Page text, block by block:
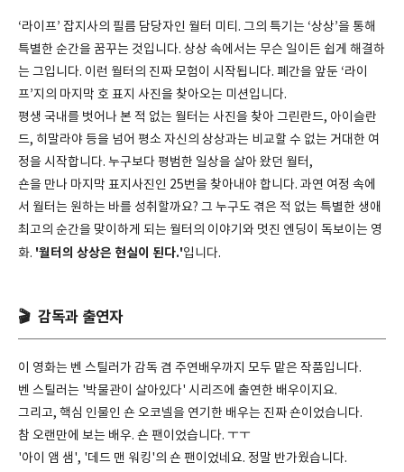
‘라이프’ 잡지사의 필름 담당자인 월터 미티. 그의 특기는 ‘상상’을 통해
특별한 순간을 꿈꾸는 것입니다. 상상 속에서는 무슨 일이든 쉽게 해결하
는 그입니다. 이런 월터의 진짜 모험이 시작됩니다. 폐간을 앞둔 ‘라이
프’지의 마지막 호 표지 사진을 찾아오는 미션입니다.
평생 국내를 벗어나 본 적 없는 월터는 사진을 찾아 그린란드, 아이슬란
드, 히말라야 등을 넘어 평소 자신의 상상과는 비교할 수 없는 거대한 여
정을 시작합니다. 누구보다 평범한 일상을 살아 왔던 월터,
숀을 만나 마지막 표지사진인 25번을 찾아내야 합니다. 과연 여정 속에
서 월터는 원하는 바를 성취할까요? 그 누구도 겪은 적 없는 특별한 생애
최고의 순간을 맞이하게 되는 월터의 이야기와 멋진 엔딩이 독보이는 영
화. '월터의 상상은 현실이 된다.'입니다.
🎬 감독과 출연자
이 영화는 벤 스틸러가 감독 겸 주연배우까지 모두 맡은 작품입니다.
벤 스틸러는 '박물관이 살아있다' 시리즈에 출연한 배우이지요.
그리고, 핵심 인물인 숀 오코넬을 연기한 배우는 진짜 숀이었습니다.
참 오랜만에 보는 배우. 숀 팬이었습니다. ㅜㅜ
'아이 앰 샘', '데드 맨 워킹'의 숀 팬이었네요. 정말 반가웠습니다.